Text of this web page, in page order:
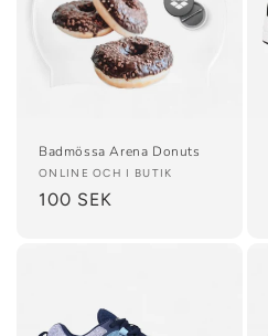
Badmössa Arena Donuts
Säljare:
ONLINE OCH I BUTIK
Ordinarie
100 SEK